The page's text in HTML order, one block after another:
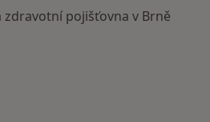
zdravotní pojišťovna v Brně